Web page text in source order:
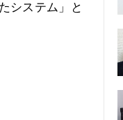
システム」と